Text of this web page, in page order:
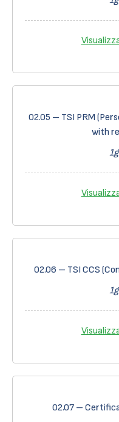
02.05 – TSI PRM
with
02.06 – TSI CCS
02.07 –